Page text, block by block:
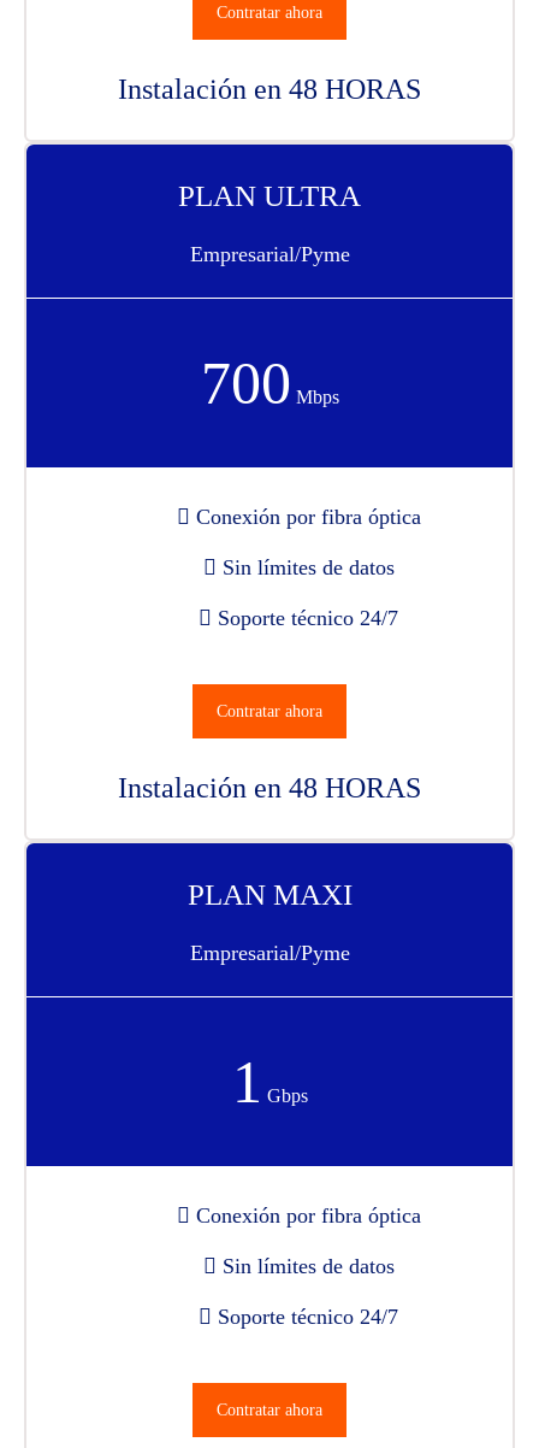
Contratar ahora
Instalación en 48 HORAS
PLAN ULTRA
Empresarial/Pyme
700 Mbps
Conexión por fibra óptica
Sin límites de datos
Soporte técnico 24/7
Contratar ahora
Instalación en 48 HORAS
PLAN MAXI
Empresarial/Pyme
1 Gbps
Conexión por fibra óptica
Sin límites de datos
Soporte técnico 24/7
Contratar ahora